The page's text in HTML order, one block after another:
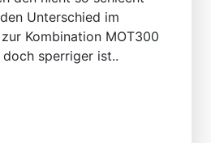
Unterschied im
Kombination MOT300
sperriger ist..